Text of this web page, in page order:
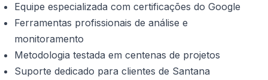
Equipe especializada com certificações do Google
Ferramentas profissionais de análise e
monitoramento
Metodologia testada em centenas de projetos
Suporte dedicado para clientes de Santana